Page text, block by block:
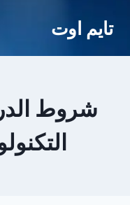
تايم اوت
شروط